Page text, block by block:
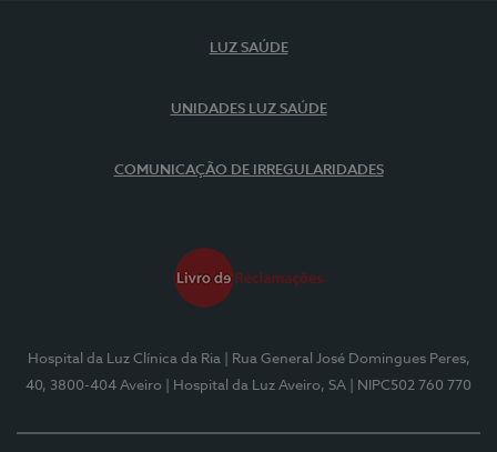
LUZ SAÚDE
UNIDADES LUZ SAÚDE
COMUNICAÇÃO DE IRREGULARIDADES
Hospital da Luz Clínica da Ria
| Rua General José Domingues Peres,
40, 3800-404 Aveiro
| Hospital da Luz Aveiro, SA | NIPC502 760 770